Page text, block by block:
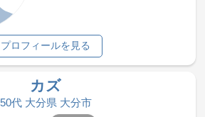
プロフィールを見る
カズ
50代 大分県 大分市